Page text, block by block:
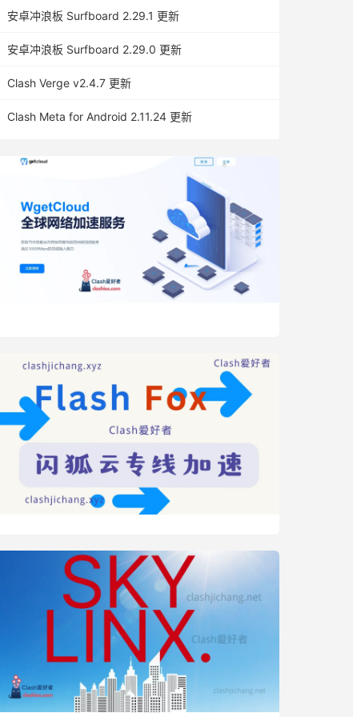
安卓冲浪板 Surfboard 2.29.1 更新
安卓冲浪板 Surfboard 2.29.0 更新
Clash Verge v2.4.7 更新
Clash Meta for Android 2.11.24 更新